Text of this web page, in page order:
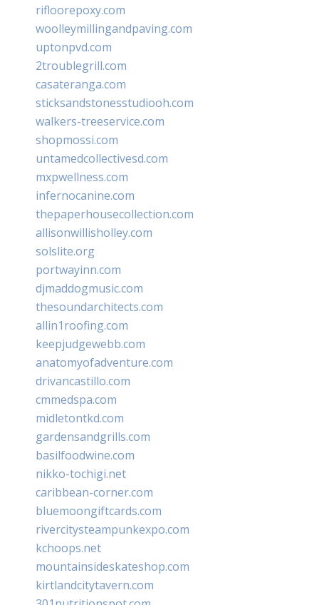
rifloorepoxy.com
woolleymillingandpaving.com
uptonpvd.com
2troublegrill.com
casateranga.com
sticksandstonesstudiooh.com
walkers-treeservice.com
shopmossi.com
untamedcollectivesd.com
mxpwellness.com
infernocanine.com
thepaperhousecollection.com
allisonwillisholley.com
solslite.org
portwayinn.com
djmaddogmusic.com
thesoundarchitects.com
allin1roofing.com
keepjudgewebb.com
anatomyofadventure.com
drivancastillo.com
cmmedspa.com
midletontkd.com
gardensandgrills.com
basilfoodwine.com
nikko-tochigi.net
caribbean-corner.com
bluemoongiftcards.com
rivercitysteampunkexpo.com
kchoops.net
mountainsideskateshop.com
kirtlandcitytavern.com